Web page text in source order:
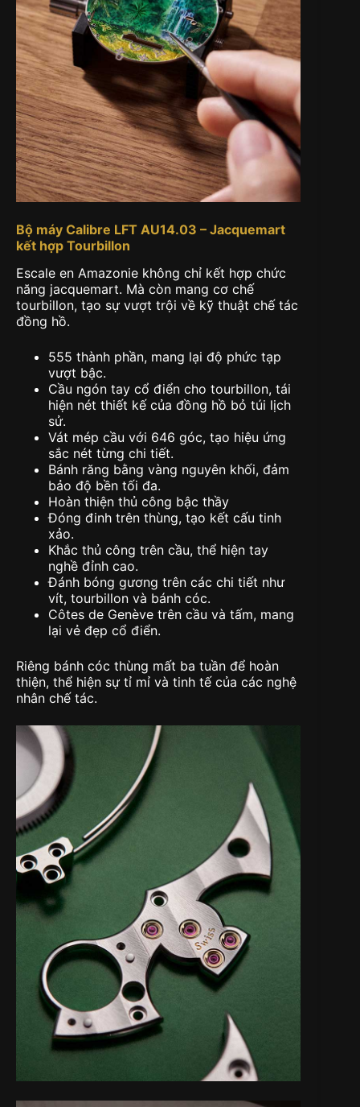
Bộ máy Calibre LFT AU14.03 – Jacquemart
kết hợp Tourbillon
Escale en Amazonie không chỉ kết hợp chức
năng jacquemart. Mà còn mang cơ chế
tourbillon, tạo sự vượt trội về kỹ thuật chế tác
đồng hồ.
555 thành phần, mang lại độ phức tạp
vượt bậc.
Cầu ngón tay cổ điển cho tourbillon, tái
hiện nét thiết kế của đồng hồ bỏ túi lịch
sử.
Vát mép cầu với 646 góc, tạo hiệu ứng
sắc nét từng chi tiết.
Bánh răng bằng vàng nguyên khối, đảm
bảo độ bền tối đa.
Hoàn thiện thủ công bậc thầy
Đóng đinh trên thùng, tạo kết cấu tinh
xảo.
Khắc thủ công trên cầu, thể hiện tay
nghề đỉnh cao.
Đánh bóng gương trên các chi tiết như
vít, tourbillon và bánh cóc.
Côtes de Genève trên cầu và tấm, mang
lại vẻ đẹp cổ điển.
Riêng bánh cóc thùng mất ba tuần để hoàn
thiện, thể hiện sự tỉ mỉ và tinh tế của các nghệ
nhân chế tác.